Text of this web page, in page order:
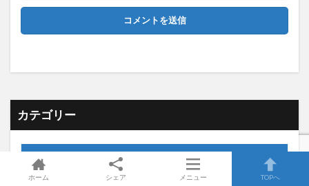
カテゴリー
スキルアップ 24
ホーム シェア メニュー TOPへ